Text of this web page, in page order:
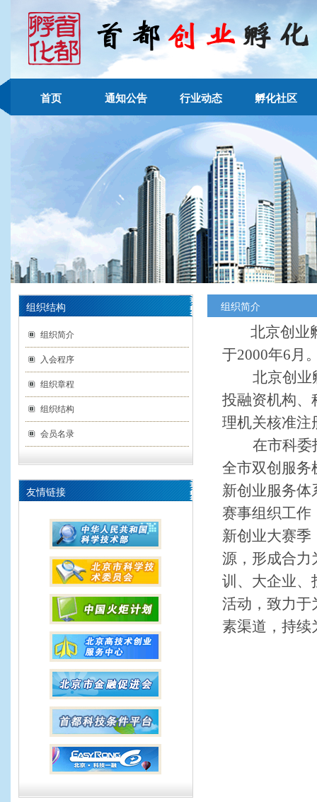
首页 通知公告 行业动态 孵化社区
组织结构
组织简介
入会程序
组织章程
组织结构
会员名录
友情链接
组织简介
北京创业孵
于2000年6月
北京创业
投融资机构、
理机关核准注
在市科委
全市双创服务
新创业服务体
赛事组织工作
新创业大赛季
源，形成合力
训、大企业、
活动，致力于
素渠道，持续